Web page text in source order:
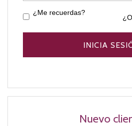
Nuevo
¿Me recuerdas?